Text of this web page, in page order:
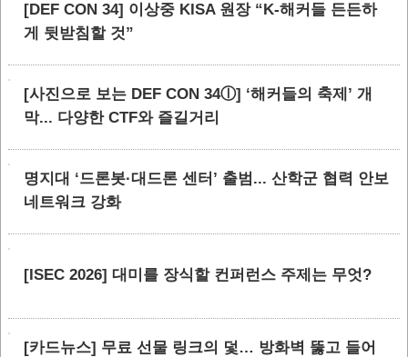
[DEF CON 34] 이상중 KISA 원장 “K-해커들 든든하
게 뒷받침할 것”
[사진으로 보는 DEF CON 34ⓛ] ‘해커들의 축제’ 개
막... 다양한 CTF와 즐길거리
명지대 ‘드론봇·대드론 센터’ 출범... 산학군 협력 안보
네트워크 강화
[ISEC 2026] 대미를 장식할 컨퍼런스 주제는 무엇?
[카드뉴스] 무료 선물 링크의 덫… 방화벽 뚫고 들어